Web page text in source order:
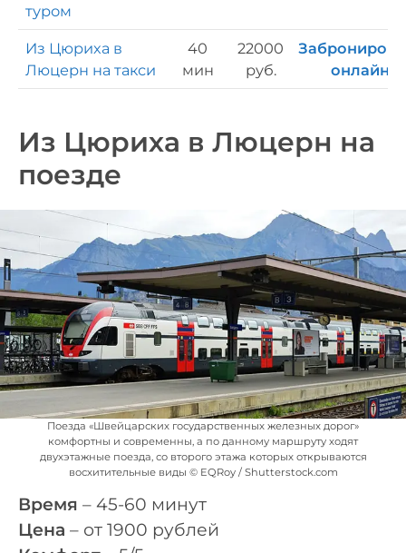
туром
Из Цюриха в
Люцерн на такси
40
мин
22000
руб.
онлайн
Из Цюриха в Люцерн на
поезде
Поезда «Швейцарских государственных железных дорог»
комфортны и современны, а по данному маршруту ходят
двухэтажные поезда, со второго этажа которых открываются
восхитительные виды © EQRoy / Shutterstock.com
Время – 45-60 минут
Цена – от 1900 рублей